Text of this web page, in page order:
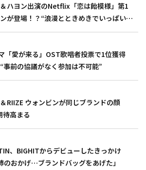
ハヨン出演のNetflix「恋は飴模様」第1
が登場！？“浪漫とときめきでいっぱいの
「愛が来る」OST歌唱者投票で1位獲得
前の協議がなく参加は不可能”
RIIZE ウォンビンが同じブランドの顔
待高まる
、BIGHITからデビューしたきっかけ
のおかげ…ブランドバッグをあげた」